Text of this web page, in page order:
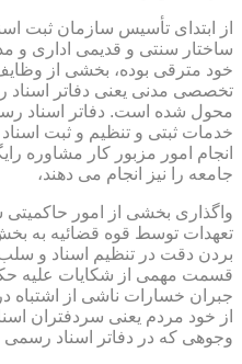
از ابتدای تأسیس سازمان ثبت
ساختار سنتی و قدیمی اداری و
خود مترقی بوده، بخشی از
تخصصی مدنی یعنی دفاتر اسناد
محول شده است. دفاتر اسناد
خدمات ثبتی و تنظیم و ثبت
انجام امور مزبور کار مشاوره
جامعه را نیز انجام می دهند،
واگذاری بخشی از امور حاکمیتی
تعهدات توسط قوه قضائیه به
بردن دقت در تنظیم اسناد و
قسمت مهمی از شکایات علیه
جبران خسارات ناشی از اشتباه
از خود مردم یعنی سردفتران
وجوهی که در دفاتر اسناد